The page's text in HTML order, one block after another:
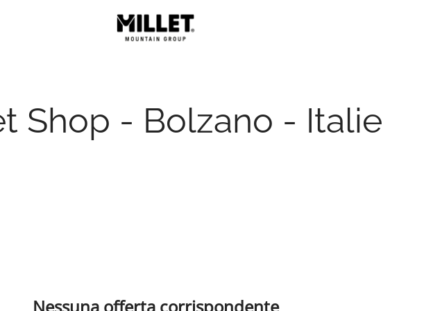
Shop - Bolzano - Italie